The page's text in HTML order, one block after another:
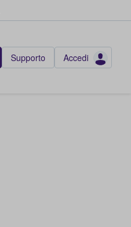
Supporto Accedi